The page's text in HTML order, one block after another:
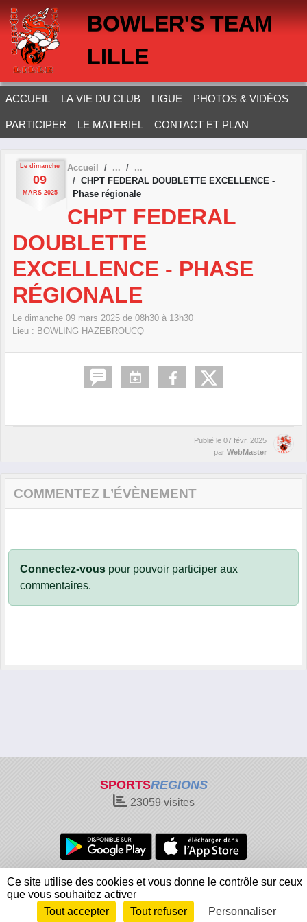
BOWLER'S TEAM
LILLE
ACCUEIL LA VIE DU CLUB LIGUE PHOTOS & VIDÉOS
PARTICIPER LE MATERIEL CONTACT ET PLAN
Le dimanche
09
MARS 2025
Accueil
CHPT FEDERAL DOUBLETTE EXCELLENCE -
Phase régionale
CHPT FEDERAL
DOUBLETTE
EXCELLENCE - PHASE
RÉGIONALE
Le dimanche 09 mars 2025 de 08h30 à 13h30
Lieu : BOWLING HAZEBROUCQ
Publié le 07 févr. 2025
par WebMaster
COMMENTEZ L’ÉVÈNEMENT
Connectez-vous pour pouvoir participer aux
commentaires.
SPORTSREGIONS
23059 visites
Charte cookies
Gestion des cookies
Informations légales
Signaler un contenu inapproprié
Envie de participer ?
Connexion
Panneau de gestion des cookies
Ce site utilise des cookies et vous donne le contrôle sur ceux
que vous souhaitez activer
Tout accepter
Tout refuser Personnaliser